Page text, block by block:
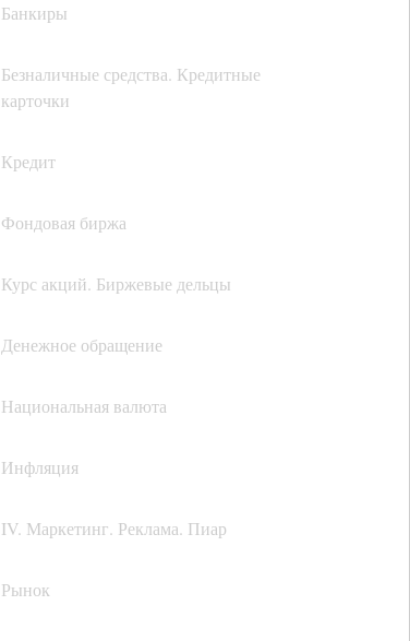
Банкиры
Безналичные средства. Кредитные
карточки
Кредит
Фондовая биржа
Курс акций. Биржевые дельцы
Денежное обращение
Национальная валюта
Инфляция
IV. Маркетинг. Реклама. Пиар
Рынок